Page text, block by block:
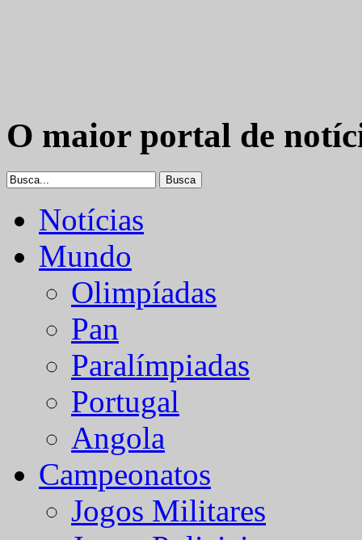
O maior portal de
Notícias
Mundo
Olimpíadas
Pan
Paralímpiadas
Portugal
Angola
Campeonatos
Jogos Militares